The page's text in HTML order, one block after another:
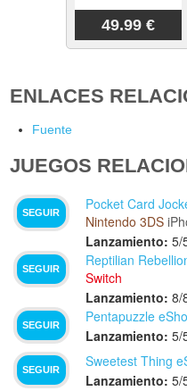
49.99 €
ENLACES
Fuente
JUEGOS
SEGUIR
Pocket Card
Nintendo 3DS
Lanzamiento: 5/
SEGUIR
Reptilian
Switch
Lanzamiento: 8/
SEGUIR
Pentapuzzle
Lanzamiento: 5/
SEGUIR
Sweetest Thing
Lanzamiento: 5/